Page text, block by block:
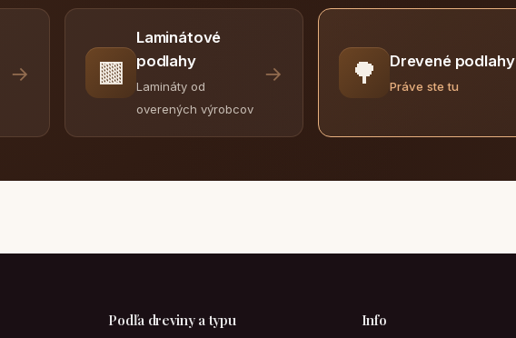
→ 🟫
Laminátové
podlahy
Lamináty od
overených výrobcov
→ 🌳 Drevené podlahy
Práve ste tu
Podľa dreviny a typu Info